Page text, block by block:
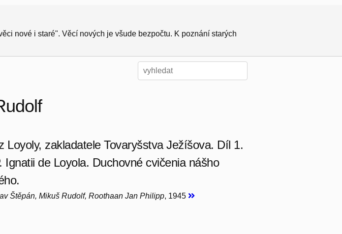
nové i staré". Věcí nových je všude bezpočtu. K poznání starých
Loyoly, zakladatele Tovaryšstva Ježíšova. Díl 1.
Ignatii de Loyola. Duchovné cvičenia nášho
Štěpán, Mikuš Rudolf, Roothaan Jan Philipp, 1945